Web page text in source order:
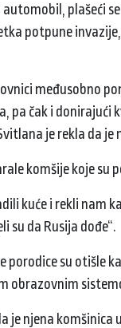
plašeći
potpune
međusobno
pa čak i donirajući
je rekla da je
komšije koje su
kuće i rekli nam
su da Rusija dođe“.
porodice su otišle
obrazovnim
je njena